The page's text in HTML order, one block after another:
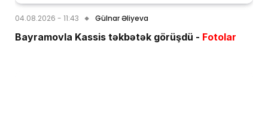
04.08.2026 - 11:43 Gülnar Əliyeva
Bayramovla Kassis təkbətək görüşdü - Fotolar